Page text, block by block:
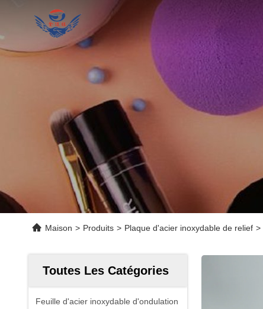
Maison > Produits > Plaque d'acier inoxydable de relief >
Toutes Les Catégories
Feuille d'acier inoxydable d'ondulation